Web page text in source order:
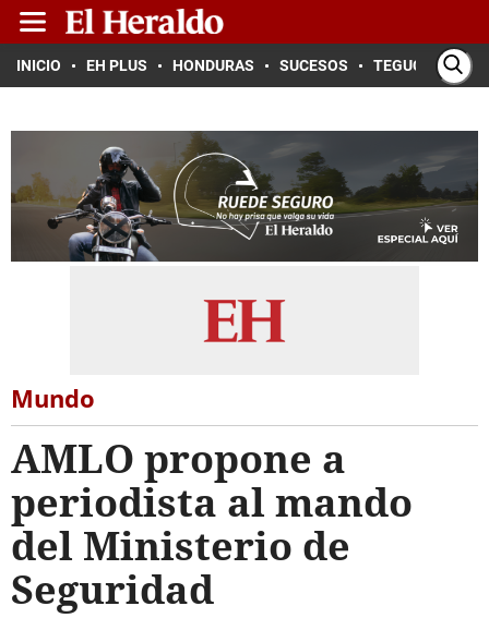
INICIO EH PLUS HONDURAS SUCESOS TEGUCIGALPA
Mundo
AMLO propone a
periodista al mando
del Ministerio de
Seguridad